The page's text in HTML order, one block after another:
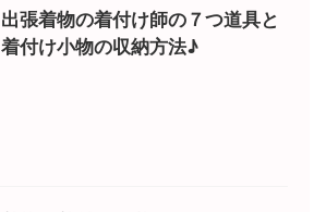
出張着物の着付け師の７つ道具と
着付け小物の収納方法♪